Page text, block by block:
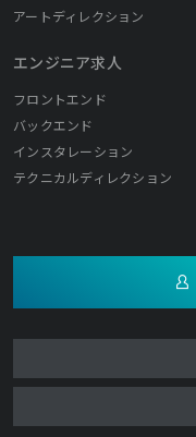
アートディレクション
エンジニア求人
フロントエンド
バックエンド
インスタレーション
テクニカルディレクション